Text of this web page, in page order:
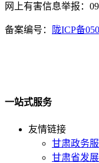
网上有害信息举报：
备案编号： 陇ICP备
一站式服务
友情链接
甘肃政务
甘肃省发